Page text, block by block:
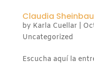
Claudia
by Karla Cuellar
Uncategorized
Escucha aquí la